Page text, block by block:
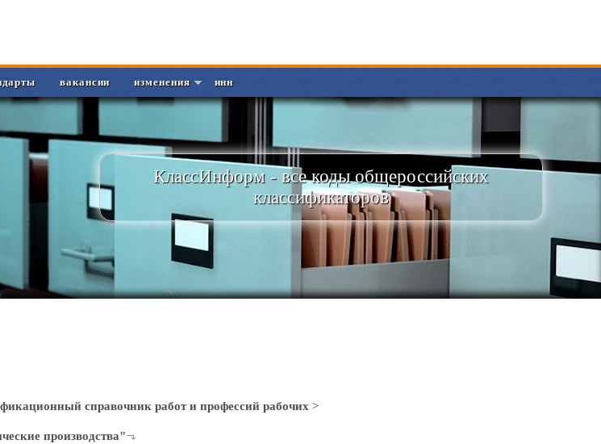
вакансии изменения инн
КлассИнформ - все коды общероссийских
классификаторов
справочник работ и профессий рабочих >
производства"